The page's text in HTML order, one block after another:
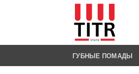
ГУБНЫЕ ПОМАДЫ